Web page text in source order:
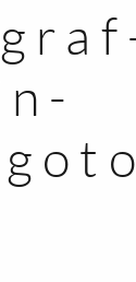
Kontakt
Strefa